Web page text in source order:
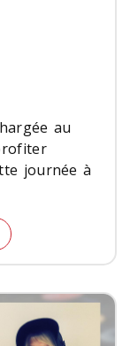
au
journée à
BASIA